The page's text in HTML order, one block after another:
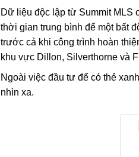
Dữ liệu độc lập từ Summit MLS
thời gian trung bình để một bất
trước cả khi công trình hoàn
khu vực Dillon, Silverthorne và
Ngoài việc đầu tư để có thẻ
nhìn xa.